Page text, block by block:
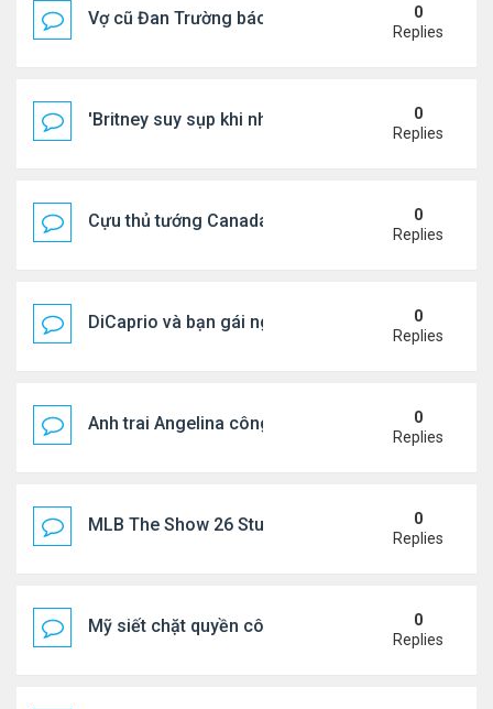
Vợ cũ Đan Trường báo tin vui
0
Replies
'Britney suy sụp khi nhận tin nhắn chia tay của
0
Replies
Cựu thủ tướng Canada & gf tình tứ trên biển Hy
0
Replies
DiCaprio và bạn gái nghỉ dưỡng ở Địa Trung Hải
0
Replies
Anh trai Angelina công khai đồng tính ở tuổi 53
0
Replies
MLB The Show 26 Stubs Tips for Efficient
0
Replies
Mỹ siết chặt quyền công dân theo nơi sinh, mở
0
Replies